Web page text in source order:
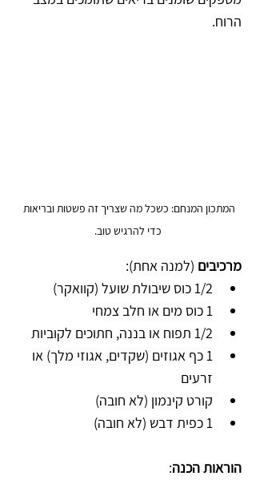
הרוח.
המתכון המנחם: כשכל מה שצריך זה פשטות ובריאות
כדי להרגיש טוב.
מרכיבים (למנה אחת):
1/2 כוס שיבולת שועל (קוואקר)
1 כוס מים או חלב צמחי
1/2 תפוח או בננה, חתוכים לקוביות
1 כף אגוזים (שקדים, אגוזי מלך) או
זרעים
קורט קינמון (לא חובה)
1 כפית דבש (לא חובה)
הוראות הכנה: